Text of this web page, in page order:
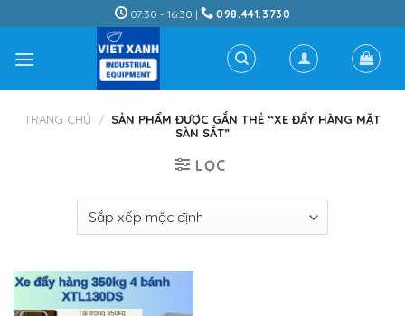
to
content
07:30 - 16:30 | 098.441.3730
TRANG CHỦ / SẢN PHẨM ĐƯỢC GẮN THẺ “XE ĐẨY HÀNG MẶT
SÀN SẮT”
LỌC